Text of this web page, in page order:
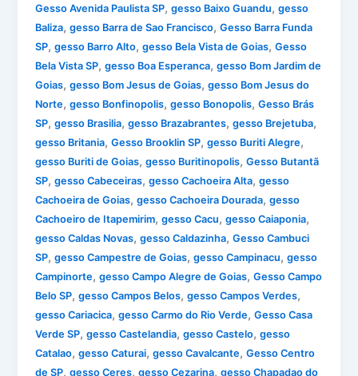
Gesso Avenida Paulista SP,gesso Baixo Guandu,gesso
Baliza,gesso Barra de Sao Francisco,Gesso Barra Funda
SP,gesso Barro Alto,gesso Bela Vista de Goias,Gesso
Bela Vista SP,gesso Boa Esperanca,gesso Bom Jardim de
Goias,gesso Bom Jesus de Goias,gesso Bom Jesus do
Norte,gesso Bonfinopolis,gesso Bonopolis,Gesso Brás
SP,gesso Brasilia,gesso Brazabrantes,gesso Brejetuba,
gesso Britania,Gesso Brooklin SP,gesso Buriti Alegre,
gesso Buriti de Goias,gesso Buritinopolis,Gesso Butantã
SP,gesso Cabeceiras,gesso Cachoeira Alta,gesso
Cachoeira de Goias,gesso Cachoeira Dourada,gesso
Cachoeiro de Itapemirim,gesso Cacu,gesso Caiaponia,
gesso Caldas Novas,gesso Caldazinha,Gesso Cambuci
SP,gesso Campestre de Goias,gesso Campinacu,gesso
Campinorte,gesso Campo Alegre de Goias,Gesso Campo
Belo SP,gesso Campos Belos,gesso Campos Verdes,
gesso Cariacica,gesso Carmo do Rio Verde,Gesso Casa
Verde SP,gesso Castelandia,gesso Castelo,gesso
Catalao,gesso Caturai,gesso Cavalcante,Gesso Centro
de SP,gesso Ceres,gesso Cezarina,gesso Chapadao do